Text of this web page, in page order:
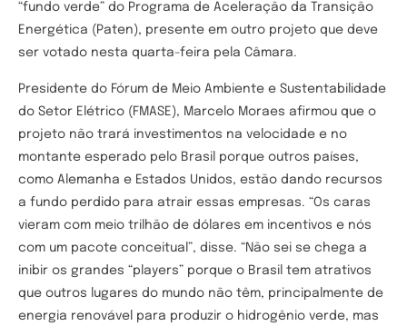
“fundo verde” do Programa de Aceleração da Transição
Energética (Paten), presente em outro projeto que deve
ser votado nesta quarta-feira pela Câmara.
Presidente do Fórum de Meio Ambiente e Sustentabilidade
do Setor Elétrico (FMASE), Marcelo Moraes afirmou que o
projeto não trará investimentos na velocidade e no
montante esperado pelo Brasil porque outros países,
como Alemanha e Estados Unidos, estão dando recursos
a fundo perdido para atrair essas empresas. “Os caras
vieram com meio trilhão de dólares em incentivos e nós
com um pacote conceitual”, disse. “Não sei se chega a
inibir os grandes “players” porque o Brasil tem atrativos
que outros lugares do mundo não têm, principalmente de
energia renovável para produzir o hidrogênio verde, mas